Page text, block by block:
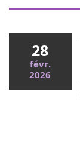
28
févr.
2026